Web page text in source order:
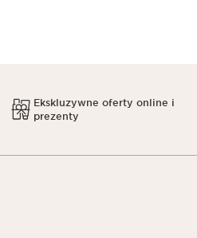
Ekskluzywne oferty online i
prezenty